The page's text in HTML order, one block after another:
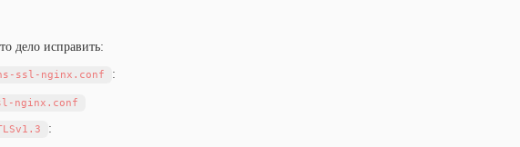
дело исправить:
ssl-nginx.conf :
: